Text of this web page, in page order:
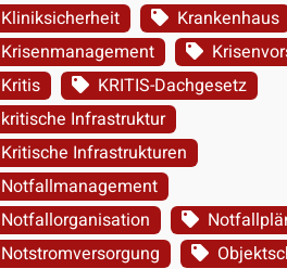
Kliniksicherheit
Krankenhaus
Krisenmanagement
Kritis
KRITIS-Dachgesetz
kritische Infrastruktur
Kritische Infrastrukturen
Notfallmanagement
Notfallorganisation
Notstromversorgung